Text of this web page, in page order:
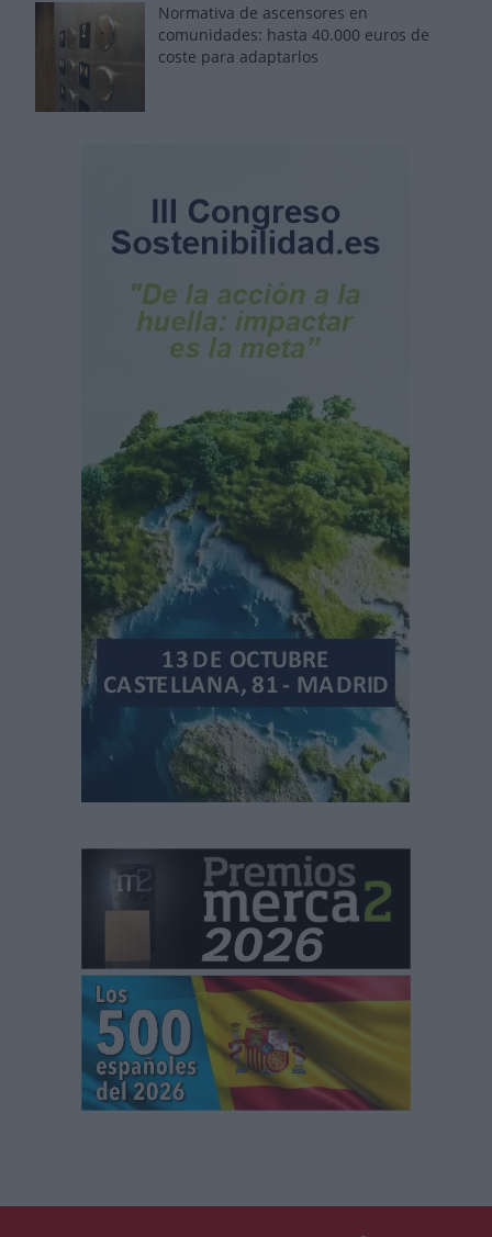
Normativa de ascensores en
comunidades: hasta 40.000 euros de
coste para adaptarlos